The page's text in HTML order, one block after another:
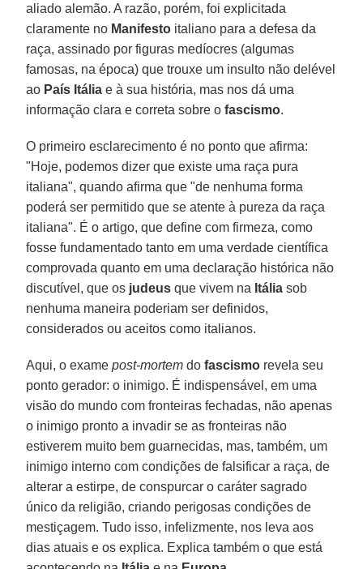
aliado alemão. A razão, porém, foi explicitada
claramente no Manifesto italiano para a defesa da
raça, assinado por figuras medíocres (algumas
famosas, na época) que trouxe um insulto não delével
ao País Itália e à sua história, mas nos dá uma
informação clara e correta sobre ofascismo.
O primeiro esclarecimento é no ponto que afirma:
"Hoje, podemos dizer que existe uma raça pura
italiana", quando afirma que "de nenhuma forma
poderá ser permitido que se atente à pureza da raça
italiana". É o artigo, que define com firmeza, como
fosse fundamentado tanto em uma verdade científica
comprovada quanto em uma declaração histórica não
discutível, que os judeus que vivem na Itália sob
nenhuma maneira poderiam ser definidos,
considerados ou aceitos como italianos.
Aqui, o examepost-mortem dofascismo revela seu
ponto gerador: o inimigo. É indispensável, em uma
visão do mundo com fronteiras fechadas, não apenas
o inimigo pronto a invadir se as fronteiras não
estiverem muito bem guarnecidas, mas, também, um
inimigo interno com condições de falsificar a raça, de
alterar a estirpe, de conspurcar o caráter sagrado
único da religião, criando perigosas condições de
mestiçagem. Tudo isso, infelizmente, nos leva aos
dias atuais e os explica. Explica também o que está